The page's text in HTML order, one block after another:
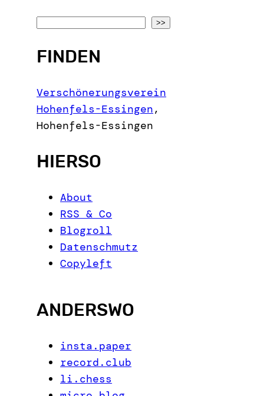
a
c
h
>>
FINDEN
Verschönerungsverein
Hohenfels-Essingen,
Hohenfels-Essingen
HIERSO
About
RSS & Co
Blogroll
Datenschmutz
Copyleft
ANDERSWO
insta.paper
record.club
li.chess